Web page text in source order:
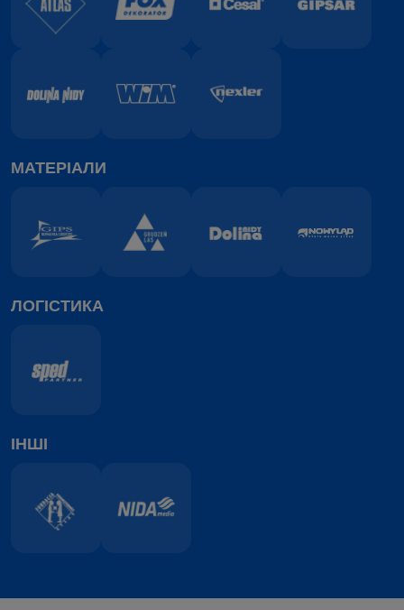
МАТЕРІАЛИ
ЛОГІСТИКА
ІНШІ